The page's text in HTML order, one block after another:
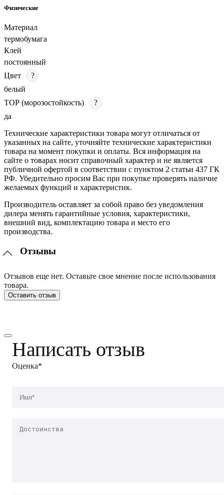
Физические
Материал
термобумага
Клей
постоянный
Цвет
?
белый
ТОР (морозостойкость)
?
да
Технические характеристики товара могут отличаться от
указанных на сайте, уточняйте технические характеристики
товара на момент покупки и оплаты. Вся информация на
сайте о товарах носит справочный характер и не является
публичной офертой в соответствии с пунктом 2 статьи 437 ГК
РФ. Убедительно просим Вас при покупке проверять наличие
желаемых функций и характеристик.
Производитель оставляет за собой право без уведомления
дилера менять гарантийные условия, характеристики,
внешний вид, комплектацию товара и место его
производства.
Отзывы
Отзывов еще нет. Оставьте свое мнение после использования
товара.
Оставить отзыв
Написать отзыв
Оценка*